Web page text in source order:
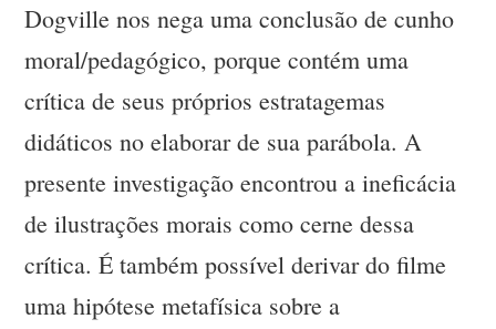
Dogville nos nega uma conclusão de cunho
moral/pedagógico, porque contém uma
crítica de seus próprios estratagemas
didáticos no elaborar de sua parábola. A
presente investigação encontrou a ineficácia
de ilustrações morais como cerne dessa
crítica. É também possível derivar do filme
uma hipótese metafísica sobre a